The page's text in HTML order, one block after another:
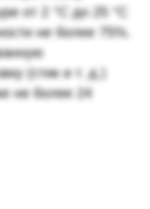
от 2 °C до 25 °C
не более 75%.
(стик и т. д.)
не более 24